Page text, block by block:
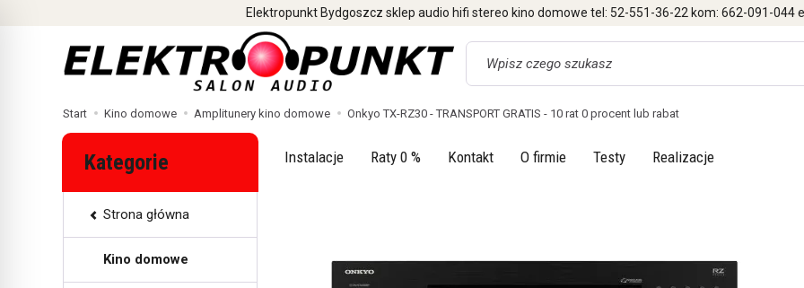
Elektropunkt Bydgoszcz sklep audio hifi stereo kino domowe tel: 52-551-36-22 kom: 662-091-044
Wyszukaj
Start Kino domowe Amplitunery kino domowe Onkyo TX-RZ30 - TRANSPORT GRATIS - 10 rat 0 procent lub rabat
Instalacje Raty 0 % Kontakt O firmie Testy Realizacje
Kategorie
Strona główna
Kino domowe